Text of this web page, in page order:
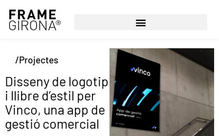
/Projectes
Disseny de logotip
i llibre d’estil per
Vinco, una app de
gestió comercial